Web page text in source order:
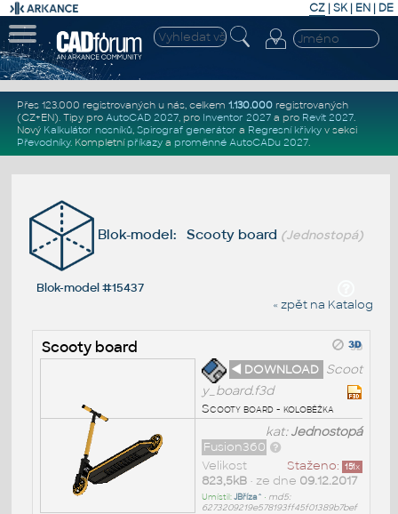
CZ | SK| EN | DE
Přes 123.000 registrovaných u nás, celkem 1.130.000registrovaných
(CZ+EN). Tipy pro AutoCAD 2027, pro Inventor 2027a pro Revit 2027.
Nový Kalkulátor nosníků, Spirograf generátor a Regresní křivkyv sekci
Převodníky. Kompletní příkazya proměnné AutoCADu 2027.
Blok-model: Scooty board (Jednostopá)
Blok-model #15437
« zpět na Katalog
Scooty board
◄ DOWNLOAD Scoot
y_board.f3d
Scooty board - koloběžka
kat:Jednostopá
Fusion360
Staženo: 151x
Velikost
823,5kB• ze dne 09.12.2017
Umístil:JBříza^ • md5:
6273209219e578193ff45f01389b7bef